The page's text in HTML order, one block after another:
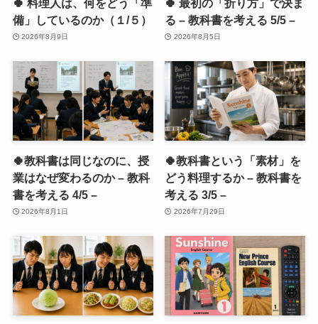
備」しているのか（１/５）
2026年8月9日
る – 教科書を考える 5/5 –
2026年8月5日
🍀教科書は同じなのに、授
業はなぜ変わるのか – 教科
書を考える 4/5 –
2026年8月1日
🍀教科書という「素材」を
どう料理するか – 教科書を
考える 3/5 –
2026年7月29日